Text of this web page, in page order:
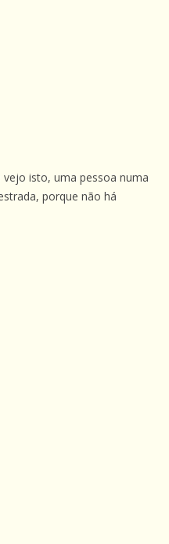
isto, uma pessoa numa
porque não há